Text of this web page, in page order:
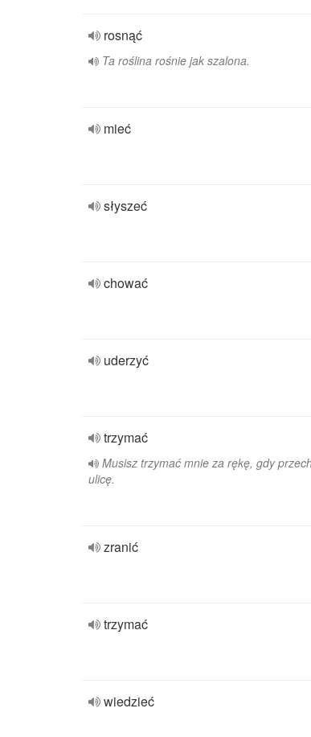
rosnąć
Ta roślina rośnie jak szalona.
mieć
słyszeć
chować
uderzyć
trzymać
Musisz trzymać mnie za rękę, gdy
ulicę.
zranić
trzymać
wiedzieć